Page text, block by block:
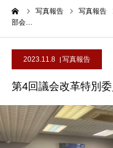
写真報告 写真報告
部会…
2023.11.8 写真報告
第4回議会改革特別